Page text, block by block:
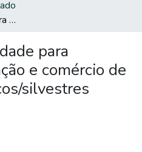
Análise de viabilidade para empresa de extração e comércio de cogumelos exóticos/silvestres
para
e comércio de
silvestres